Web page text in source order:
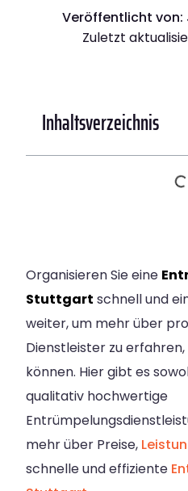
Veröffentlicht von:
Zuletzt
Inhaltsverzeichnis
Organisieren Sie eine
Stuttgart schnell und
weiter, um mehr über
Dienstleister zu
können. Hier gibt es
qualitativ hochwertige
mehr über Preise,
schnelle und effiziente